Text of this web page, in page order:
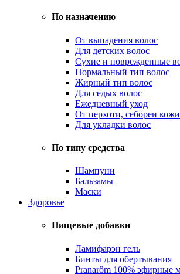
По назначению
От выпадения волос
Для детских волос
Сухие и поврежденные
Нормальный тип волос
Жирный тип волос
Для седых волос
Ежедневный уход
От перхоти, себореи
Для укладки волос
По типу средства
Шампуни
Бальзамы
Маски
Здоровье
Пищевые добавки
Ламифарэн гель
Бинты для обертывания
Pranarôm 100% эфирные